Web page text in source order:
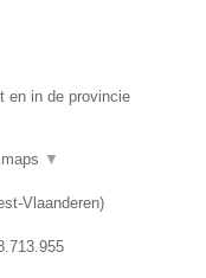
en in de provincie
▼
Vlaanderen)